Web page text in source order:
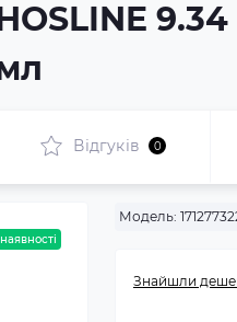
Відгуків 0
Модель:
Знайшли